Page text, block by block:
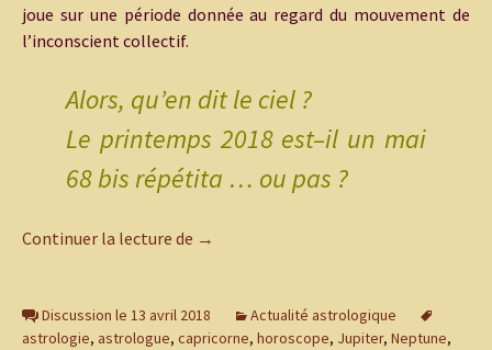
joue sur une période donnée au regard du mouvement de
l’inconscient collectif.
Alors, qu’en dit le ciel ?
Le printemps 2018 est–il un mai
68 bis répétita … ou pas ?
Continuer la lecture de Vers un autre mai 68 ?
→
Discussion le 13 avril 2018
Actualité astrologique
astrologie, astrologue, capricorne, horoscope, Jupiter, Neptune,